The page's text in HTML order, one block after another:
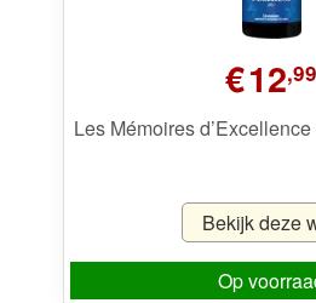
€12,99
Les Mémoires
Bekijk deze
Op